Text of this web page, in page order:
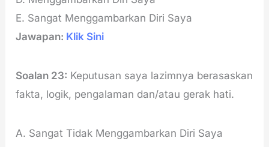
E. Sangat Menggambarkan Diri Saya
Jawapan: Klik Sini
Soalan 23: Keputusan saya lazimnya berasaskan
fakta, logik, pengalaman dan/atau gerak hati.
A. Sangat Tidak Menggambarkan Diri Saya